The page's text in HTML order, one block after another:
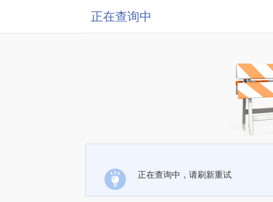
正在查询中
正在查询中，请刷新重试